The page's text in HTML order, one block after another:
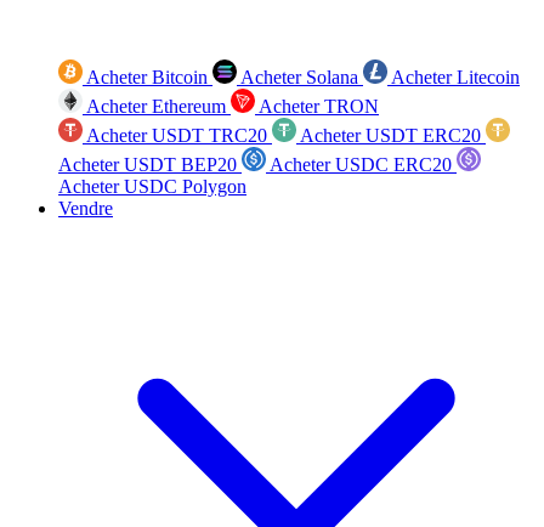
Acheter Bitcoin Acheter Solana
Acheter Litecoin
Acheter Ethereum
Acheter TRON
Acheter USDT TRC20
Acheter USDT ERC20
Acheter USDT BEP20
Acheter USDC ERC20
Acheter USDC Polygon
Vendre